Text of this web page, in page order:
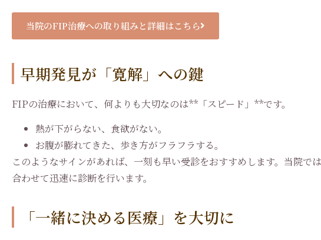
当院のFIP治療への取り組みと詳細はこちら
早期発見が「寛解」への鍵
FIPの治療において、何よりも大切なのは**「スピード」**です。
熱が下がらない、食欲がない。
お腹が膨れてきた、歩き方がフラフラする。
このようなサインがあれば、一刻も早い受診をおすすめします。当院
合わせて迅速に診断を行います。
「一緒に決める医療」を大切に